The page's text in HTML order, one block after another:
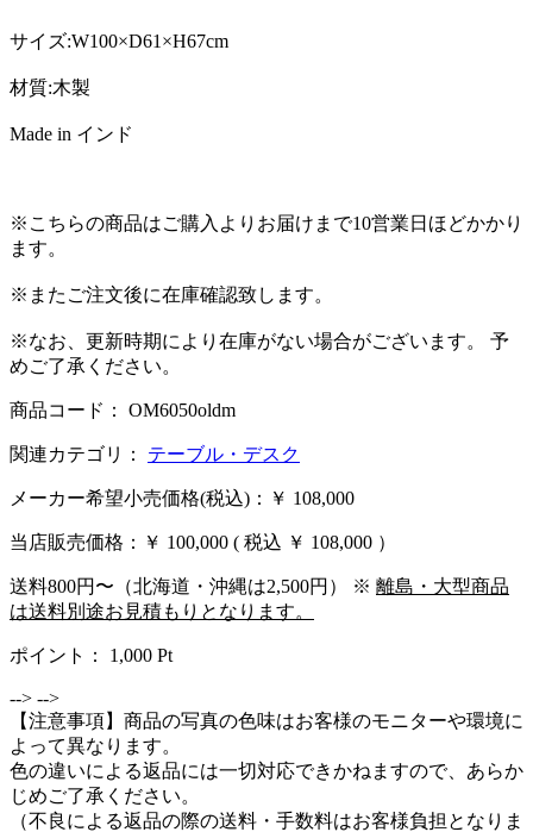
サイズ:W100×D61×H67cm
材質:木製
Made in インド
※こちらの商品はご購入よりお届けまで10営業日ほどかかり
ます。
※またご注文後に在庫確認致します。
※なお、更新時期により在庫がない場合がございます。 予
めご了承ください。
商品コード： OM6050oldm
関連カテゴリ： テーブル・デスク
メーカー希望小売価格(税込)：￥ 108,000
当店販売価格： ￥ 100,000 ( 税込 ￥ 108,000 ）
送料800円〜（北海道・沖縄は2,500円） ※ 離島・大型商品
は送料別途お見積もりとなります。
ポイント： 1,000 Pt
--> -->
【注意事項】商品の写真の色味はお客様のモニターや環境に
よって異なります。
色の違いによる返品には一切対応できかねますので、あらか
じめご了承ください。
（不良による返品の際の送料・手数料はお客様負担となりま